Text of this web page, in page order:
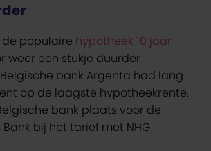
populaire hypotheek 10 jaar
weer een stukje duurder
bank Argenta had lang
op de laagste hypotheekrente.
bank plaats voor de
Bank bij het tarief met NHG.